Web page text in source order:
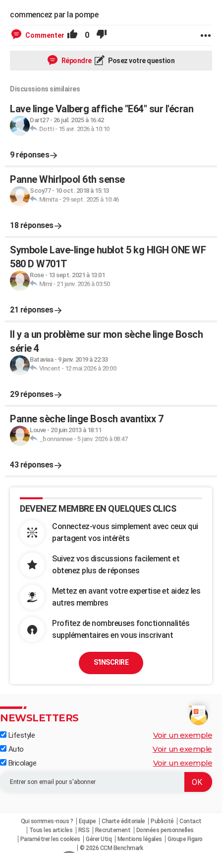
commencez par la pompe
Commenter 0
Répondre Posez votre question
Discussions similaires
Lave linge Valberg affiche "E64" sur l'écran
Dart27- 26 juil. 2025 à 16:42
Dotti- 15 avr. 2026 à 10:10
9 réponses
Panne Whirlpool 6th sense
Scoy77- 10 oct. 2018 à 15:13
Mimita- 29 sept. 2025 à 10:46
18 réponses
Symbole Lave-linge hublot 5 kg HIGH ONE WF
580 D W701T
Rose- 13 sept. 2021 à 13:01
Mimi- 21 janv. 2026 à 03:50
21 réponses
Il y a un problème sur mon sèche linge Bosch
série 4
Bataviaa- 9 janv. 2019 à 22:33
Vincent - 12 mai 2026 à 20:00
29 réponses
Panne sèche linge Bosch avantixx 7
Louve- 20 juin 2013 à 18:11
_bonnannee- 5 janv. 2026 à 08:47
43 réponses
DEVENEZ MEMBRE EN QUELQUES CLICS
Connectez-vous simplement avec ceux qui
partagent vos intérêts
Suivez vos discussions facilement et
obtenez plus de réponses
Mettez en avant votre expertise et aidez les
autres membres
Profitez de nombreuses fonctionnalités
supplémentaires en vous inscrivant
S'INSCRIRE
NEWSLETTERS
Lifestyle Voir un exemple
Auto Voir un exemple
Bricolage Voir un exemple
Qui sommes-nous ? Equipe Charte éditoriale Publicité
Contact
Tous les articles
RSS Recrutement
Données personnelles
Paramétrer les cookies
Gérer Utiq Mentions légales
Groupe Figaro
© 2026 CCM Benchmark